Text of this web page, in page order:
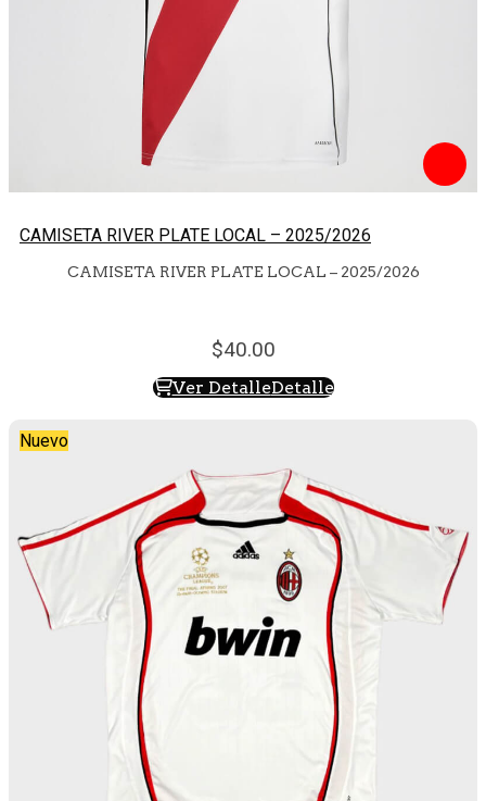
CAMISETA RIVER PLATE LOCAL – 2025/2026
CAMISETA RIVER PLATE LOCAL – 2025/2026
40.00
Ver DetalleDetalle
Nuevo